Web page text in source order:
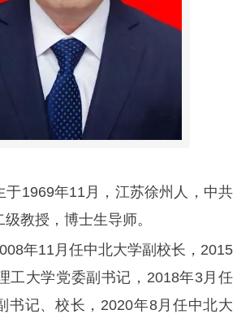
1969年11月，江苏徐州人，中共
教授，博士生导师。
年11月任中北大学副校长，2015
工大学党委副书记，2018年3月任
书记、校长，2020年8月任中北大